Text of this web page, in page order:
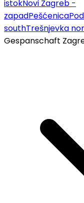
istokNovi Zagreb -
zapadPešćenica
southTrešnjevka
Gespanschaft